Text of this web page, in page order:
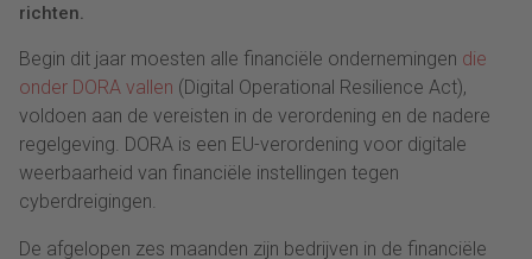
richten.
Begin dit jaar moesten alle financiële ondernemingen die
onder DORA vallen (Digital Operational Resilience Act),
voldoen aan de vereisten in de verordening en de nadere
regelgeving. DORA is een EU-verordening voor digitale
weerbaarheid van financiële instellingen tegen
cyberdreigingen.
De afgelopen zes maanden zijn bedrijven in de financiële